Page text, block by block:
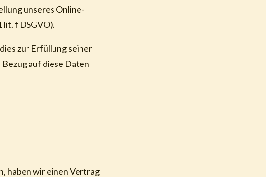
unseres Online-
f DSGVO).
zur Erfüllung seiner
auf diese Daten
haben wir einen Vertrag